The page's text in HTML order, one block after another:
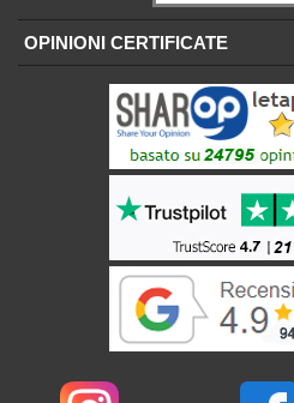
OPINIONI CERTIFICATE